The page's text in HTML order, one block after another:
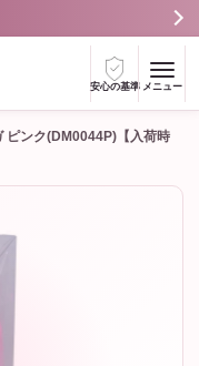
安心の基準 メニュー
ピンク(DM0044P)【入荷時